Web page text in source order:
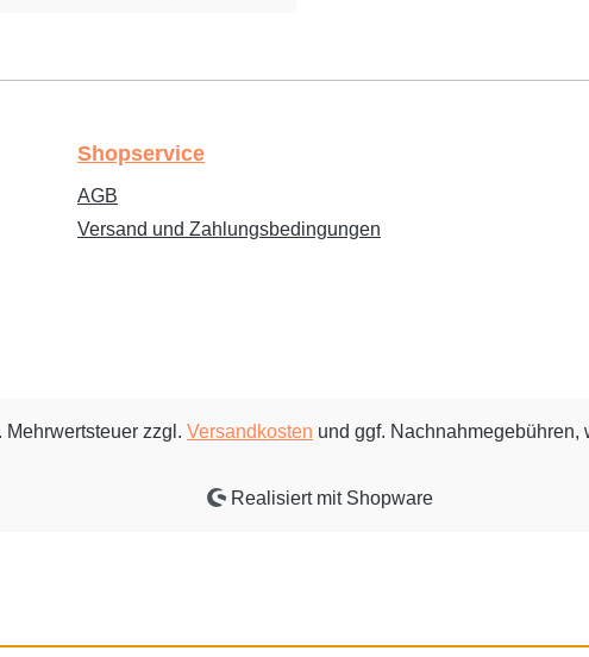
Shopservice
AGB
Versand und Zahlungsbedingungen
zzgl. Versandkosten und ggf.
Realisiert mit Shopware